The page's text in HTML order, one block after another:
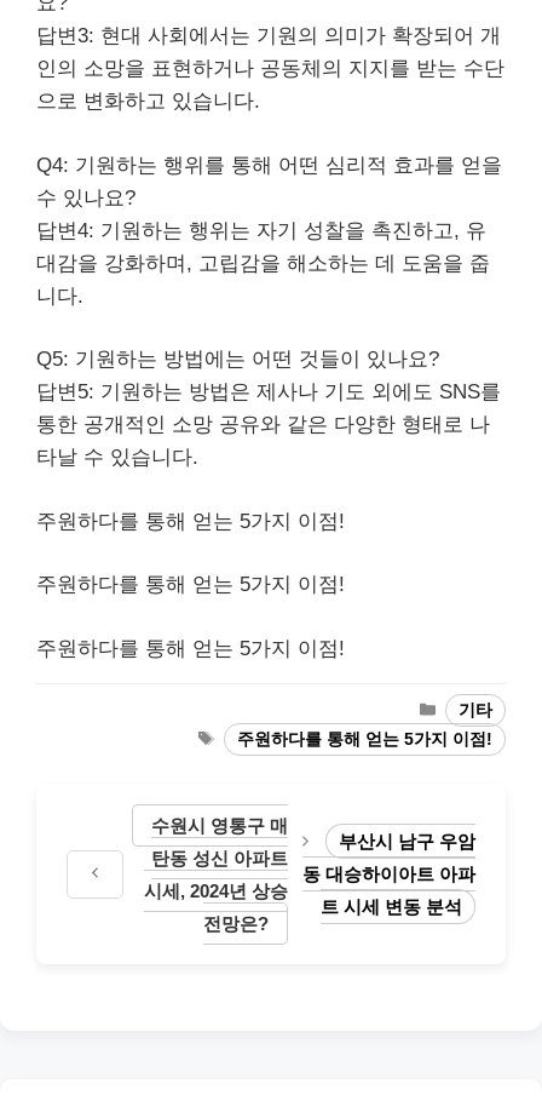
답변3: 현대 사회에서는 기원의 의미가 확장되어 개
인의 소망을 표현하거나 공동체의 지지를 받는 수단
으로 변화하고 있습니다.
Q4: 기원하는 행위를 통해 어떤 심리적 효과를 얻을
수 있나요?
답변4: 기원하는 행위는 자기 성찰을 촉진하고, 유
대감을 강화하며, 고립감을 해소하는 데 도움을 줍
니다.
Q5: 기원하는 방법에는 어떤 것들이 있나요?
답변5: 기원하는 방법은 제사나 기도 외에도 SNS를
통한 공개적인 소망 공유와 같은 다양한 형태로 나
타날 수 있습니다.
주원하다를 통해 얻는 5가지 이점!
주원하다를 통해 얻는 5가지 이점!
주원하다를 통해 얻는 5가지 이점!
Categories
기타
Tags주원하다를 통해 얻는 5가지 이점!
수원시 영통구 매
탄동 성신 아파트
시세, 2024년 상승
전망은?
부산시 남구 우암
동 대승하이아트 아파
트 시세 변동 분석